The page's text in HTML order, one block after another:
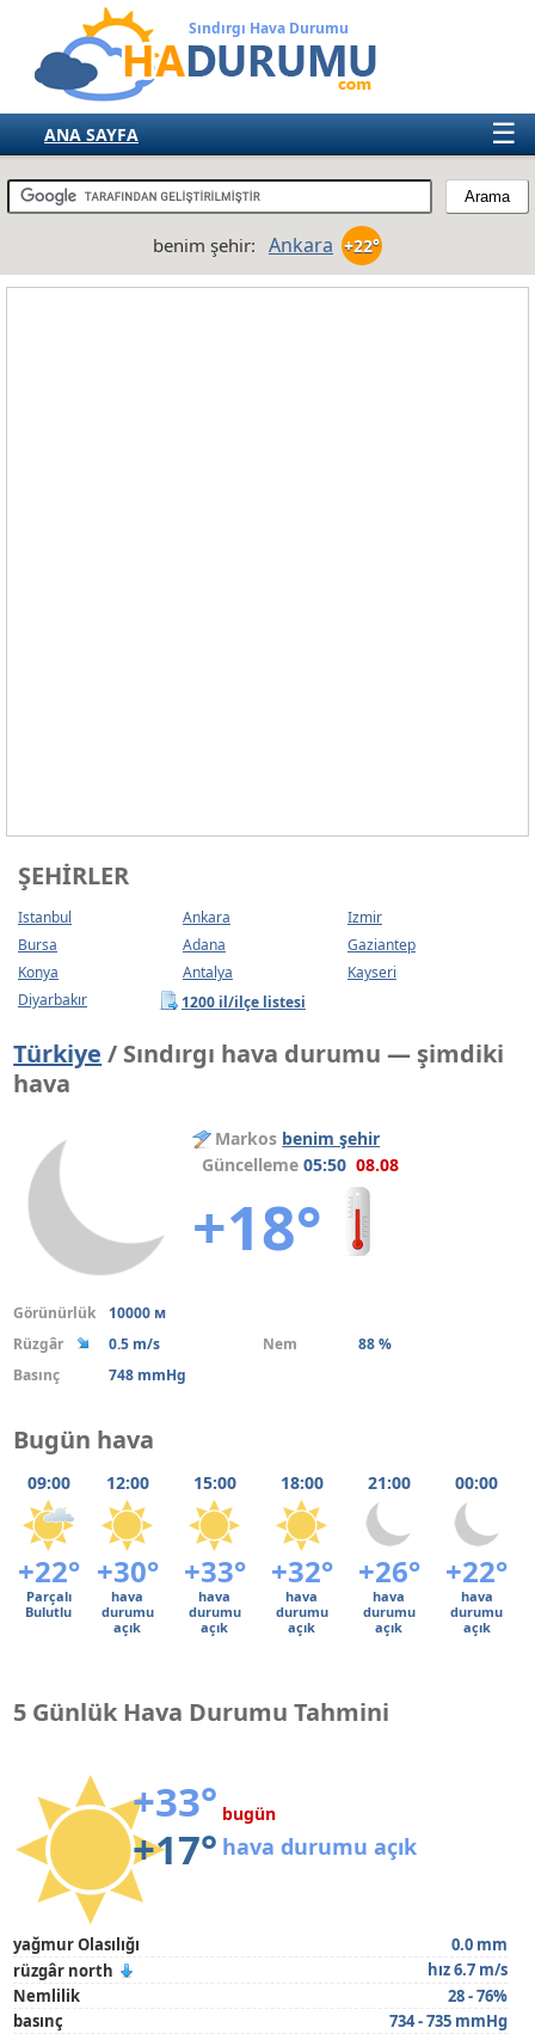
Sındırgı Hava Durumu
☰
ANA SAYFA
TÜRKİYE
AVRUPA
benim şehir: Ankara +22°
ŞEHIRLER
Istanbul Ankara
Izmir
Bursa
Adana
Gaziantep
Konya
Antalya
Kayseri
Diyarbakır
1200 il/ilçe listesi
Türkiye / Sındırgı hava durumu — şimdiki
hava
Markos benim şehir
Güncelleme05:50 08.08
+18°
Görünürlük
10000 м
Rüzgâr
0.5 m/s Nem
88 %
Basınç
748 mmHg
Bugün hava
09:00 12:00 15:00 18:00 21:00 00:00
+22° +30° +33° +32° +26° +22°
Parçalı
Bulutlu
hava
durumu
açık
hava
durumu
açık
hava
durumu
açık
hava
durumu
açık
hava
durumu
açık
5 Günlük Hava Durumu Tahmini
+33°
+17°
bugün
hava durumu açık
yağmur Olasılığı
0.0 mm
rüzgâr north
hız 6.7 m/s
Nemlilik
28 - 76%
basınç
734 - 735 mmHg